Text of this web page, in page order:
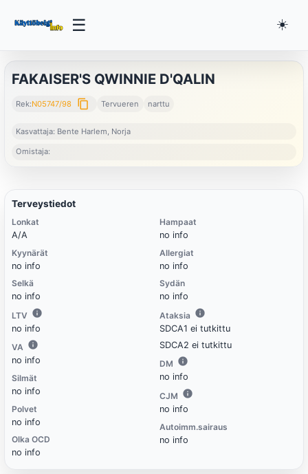
☰ ☀️
FAKAISER'S QWINNIE D'QALIN
Rek:N05747/98 content_copy Tervueren narttu
Kasvattaja: Bente Harlem, Norja
Omistaja:
Terveystiedot
Lonkat
A/A
Kyynärät
no info
Selkä
no info
LTV
no info
VA
no info
Silmät
no info
Polvet
no info
Olka OCD
no info
Hampaat
no info
Allergiat
no info
Sydän
no info
Ataksia
SDCA1 ei tutkittu
SDCA2 ei tutkittu
DM
no info
CJM
no info
Autoimm.sairaus
no info